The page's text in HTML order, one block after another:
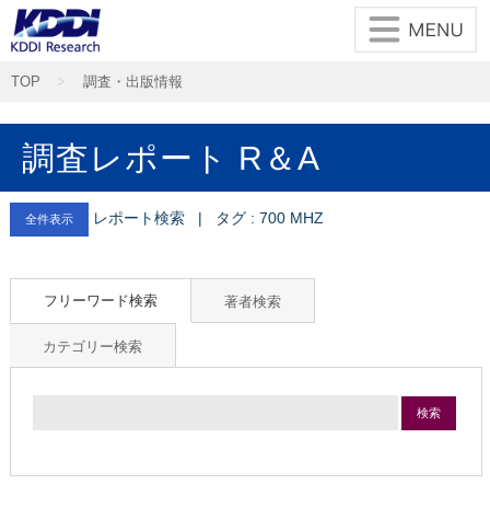
TOP 調査・出版情報
調査レポート R＆A
全件表示 レポート検索 | タグ : 700 MHZ
フリーワード検索 著者検索
カテゴリー検索
検索